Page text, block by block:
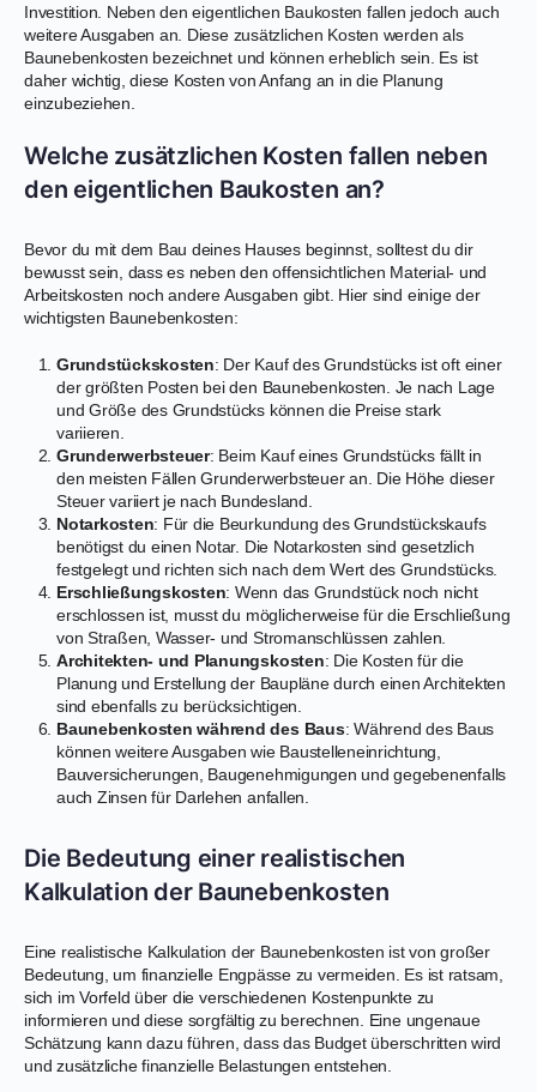
Investition. Neben den eigentlichen Baukosten fallen jedoch auch
weitere Ausgaben an. Diese zusätzlichen Kosten werden als
Baunebenkosten bezeichnet und können erheblich sein. Es ist
daher wichtig, diese Kosten von Anfang an in die Planung
einzubeziehen.
Welche zusätzlichen Kosten fallen neben
den eigentlichen Baukosten an?
Bevor du mit dem Bau deines Hauses beginnst, solltest du dir
bewusst sein, dass es neben den offensichtlichen Material- und
Arbeitskosten noch andere Ausgaben gibt. Hier sind einige der
wichtigsten Baunebenkosten:
Grundstückskosten: Der Kauf des Grundstücks ist oft einer
der größten Posten bei den Baunebenkosten. Je nach Lage
und Größe des Grundstücks können die Preise stark
variieren.
Grunderwerbsteuer: Beim Kauf eines Grundstücks fällt in
den meisten Fällen Grunderwerbsteuer an. Die Höhe dieser
Steuer variiert je nach Bundesland.
Notarkosten: Für die Beurkundung des Grundstückskaufs
benötigst du einen Notar. Die Notarkosten sind gesetzlich
festgelegt und richten sich nach dem Wert des Grundstücks.
Erschließungskosten: Wenn das Grundstück noch nicht
erschlossen ist, musst du möglicherweise für die Erschließung
von Straßen, Wasser- und Stromanschlüssen zahlen.
Architekten- und Planungskosten: Die Kosten für die
Planung und Erstellung der Baupläne durch einen Architekten
sind ebenfalls zu berücksichtigen.
Baunebenkosten während des Baus: Während des Baus
können weitere Ausgaben wie Baustelleneinrichtung,
Bauversicherungen, Baugenehmigungen und gegebenenfalls
auch Zinsen für Darlehen anfallen.
Die Bedeutung einer realistischen
Kalkulation der Baunebenkosten
Eine realistische Kalkulation der Baunebenkosten ist von großer
Bedeutung, um finanzielle Engpässe zu vermeiden. Es ist ratsam,
sich im Vorfeld über die verschiedenen Kostenpunkte zu
informieren und diese sorgfältig zu berechnen. Eine ungenaue
Schätzung kann dazu führen, dass das Budget überschritten wird
und zusätzliche finanzielle Belastungen entstehen.